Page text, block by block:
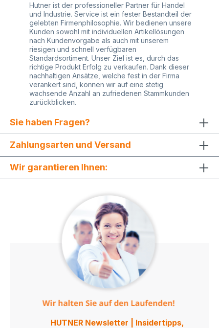
Hutner ist der professioneller Partner für Handel
und Industrie. Service ist ein fester Bestandteil der
gelebten Firmenphilosophie. Wir bedienen unsere
Kunden sowohl mit individuellen Artikellösungen
nach Kundenvorgabe als auch mit unserem
riesigen und schnell verfügbaren
Standardsortiment. Unser Ziel ist es, durch das
richtige Produkt Erfolg zu verkaufen. Dank dieser
nachhaltigen Ansätze, welche fest in der Firma
verankert sind, können wir auf eine stetig
wachsende Anzahl an zufriedenen Stammkunden
zurückblicken.
Sie haben Fragen?
Zahlungsarten und Versand
Wir garantieren Ihnen:
HUTNER Newsletter | Insidertipps,